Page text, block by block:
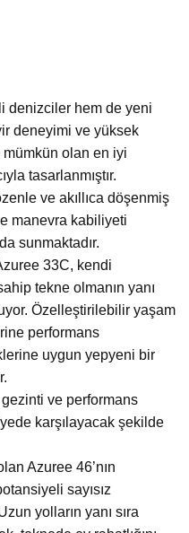
denizciler hem de yeni
deneyimi ve yüksek
mümkün olan en iyi
tasarlanmıştır.
ve akıllıca döşenmiş
manevra kabiliyeti
sunmaktadır.
33C, kendi
tekne olmanın yanı
Özelleştirilebilir yaşam
performans
uygun yepyeni bir
ve performans
karşılayacak şekilde
Azuree 46’nın
sayısız
yolların yanı sıra